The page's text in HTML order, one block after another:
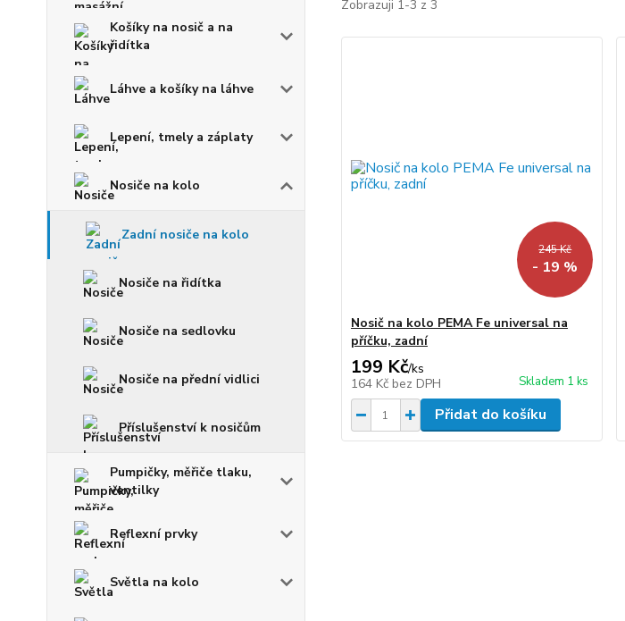
Košíky na nosič a na
řidítka
Láhve a košíky na láhve
Lepení, tmely a záplaty
Nosiče na kolo
Zadní nosiče na kolo
Nosiče na řidítka
Nosiče na sedlovku
Nosiče na přední vidlici
Příslušenství k nosičům
Pumpičky, měřiče tlaku,
ventilky
Reflexní prvky
Světla na kolo
Zobrazuji 1-3 z 3
245 Kč
- 19 %
Nosič na kolo PEMA Fe universal na
příčku, zadní
199 Kč/ks
164 Kč bez DPH Skladem 1 ks
Přidat do košíku